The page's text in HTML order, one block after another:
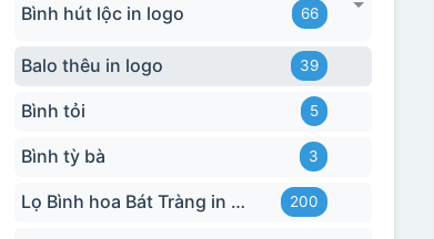
Bình hút lộc in logo 66
Balo thêu in logo 39
Bình tỏi 5
Bình tỳ bà 3
Lọ Bình hoa Bát Tràng in logo 200